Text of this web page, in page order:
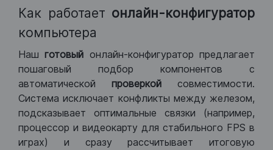
Как работает онлайн-конфигуратор
компьютера
Нашготовый онлайн-конфигуратор предлагает
пошаговый подбор компонентов с
автоматической проверкой совместимости.
Система исключает конфликты между железом,
подсказывает оптимальные связки (например,
процессор и видеокарту для стабильного FPS в
играх) и сразу рассчитывает итоговую